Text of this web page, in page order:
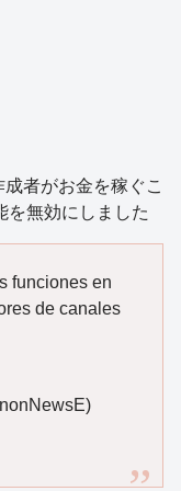
者がお金を稼ぐこ
を無効にしました
funciones en
de canales